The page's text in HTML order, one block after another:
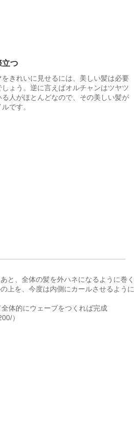
立つ
をきれいに見せるには、美しい髪は必要
ょう。逆に言えばオルチャンはツヤツ
人がほとんどなので、その美しい髪が
です。
と、全体の髪を外ハネになるように巻く
上を、今度は内側にカールさせるように
体的にウェーブをつくれば完成
）